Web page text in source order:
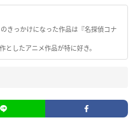
きっかけになった作品は『名探偵コナ
としたアニメ作品が特に好き。